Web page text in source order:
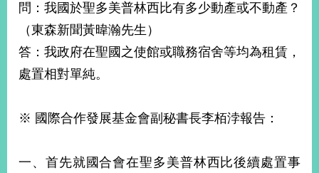
問：我國於聖多美普林西比有多少動產或不動產？
（東森新聞黃暐瀚先生）
答：我政府在聖國之使館或職務宿舍等均為租賃，
處置相對單純。
※ 國際合作發展基金會副秘書長李栢浡報告：
一、首先就國合會在聖多美普林西比後續處置事